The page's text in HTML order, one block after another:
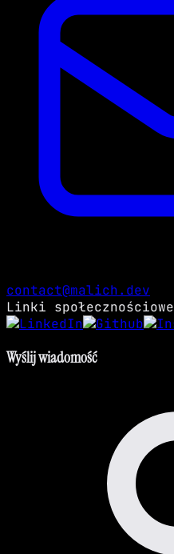
contact@malich.dev
Linki społecznościowe
Wyślij wiadomość